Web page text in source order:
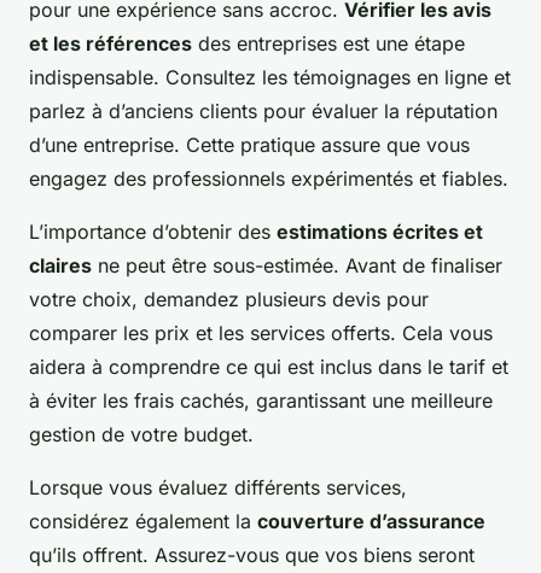
pour une expérience sans accroc. Vérifier les avis
et les références des entreprises est une étape
indispensable. Consultez les témoignages en ligne et
parlez à d’anciens clients pour évaluer la réputation
d’une entreprise. Cette pratique assure que vous
engagez des professionnels expérimentés et fiables.
L’importance d’obtenir des estimations écrites et
claires ne peut être sous-estimée. Avant de finaliser
votre choix, demandez plusieurs devis pour
comparer les prix et les services offerts. Cela vous
aidera à comprendre ce qui est inclus dans le tarif et
à éviter les frais cachés, garantissant une meilleure
gestion de votre budget.
Lorsque vous évaluez différents services,
considérez également la couverture d’assurance
qu’ils offrent. Assurez-vous que vos biens seront